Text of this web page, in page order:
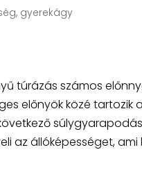
gyerekágy
túrázás számos
előnyök közé
az állóképességet,